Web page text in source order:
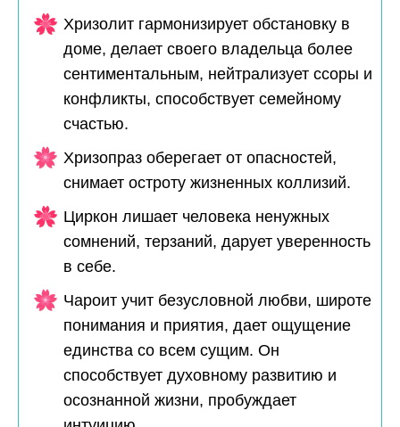
Хризолит гармонизирует обстановку в
доме, делает своего владельца более
сентиментальным, нейтрализует ссоры и
конфликты, способствует семейному
счастью.
Хризопраз оберегает от опасностей,
снимает остроту жизненных коллизий.
Циркон лишает человека ненужных
сомнений, терзаний, дарует уверенность
в себе.
Чароит учит безусловной любви, широте
понимания и приятия, дает ощущение
единства со всем сущим. Он
способствует духовному развитию и
осознанной жизни, пробуждает